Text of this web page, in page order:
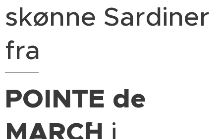
skønne Sardiner
fra
POINTE de
MARC´`´`H i